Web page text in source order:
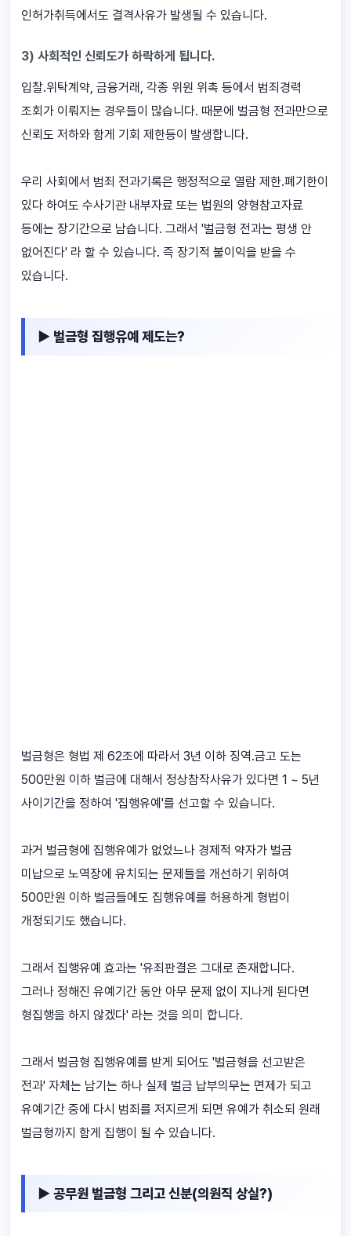
인허가취득에서도 결격사유가 발생될 수 있습니다.
3) 사회적인 신뢰도가 하락하게 됩니다.
입찰.위탁계약, 금융거래, 각종 위원 위촉 등에서 범죄경력
조회가 이뤄지는 경우들이 많습니다. 때문에 벌금형 전과만으로
신뢰도 저하와 함게 기회 제한등이 발생합니다.
우리 사회에서 범죄 전과기록은 행정적으로 열람 제한.폐기한이
있다 하여도 수사기관 내부자료 또는 법원의 양형참고자료
등에는 장기간으로 남습니다. 그래서 '벌금형 전과는 평생 안
없어진다' 라 할 수 있습니다. 즉 장기적 불이익을 받을 수
있습니다.
▶ 벌금형 집행유예 제도는?
벌금형은 형법 제 62조에 따라서 3년 이하 징역.금고 도는
500만원 이하 벌금에 대해서 정상참작사유가 있다면 1 ~ 5년
사이기간을 정하여 '집행유예'를 선고할 수 있습니다.
과거 벌금형에 집행유예가 없었느나 경제적 약자가 벌금
미납으로 노역장에 유치되는 문제들을 개선하기 위하여
500만원 이하 벌금들에도 집행유예를 허용하게 형법이
개정되기도 했습니다.
그래서 집행유예 효과는 '유죄판결은 그대로 존재합니다.
그러나 정해진 유예기간 동안 아무 문제 없이 지나게 된다면
형집행을 하지 않겠다' 라는 것을 의미 합니다.
그래서 벌금형 집행유예를 받게 되어도 '벌금형을 선고받은
전과' 자체는 남기는 하나 실제 벌금 납부의무는 면제가 되고
유예기간 중에 다시 범죄를 저지르게 되면 유예가 취소되 원래
벌금형까지 함게 집행이 될 수 있습니다.
▶ 공무원 벌금형 그리고 신분(의원직 상실?)